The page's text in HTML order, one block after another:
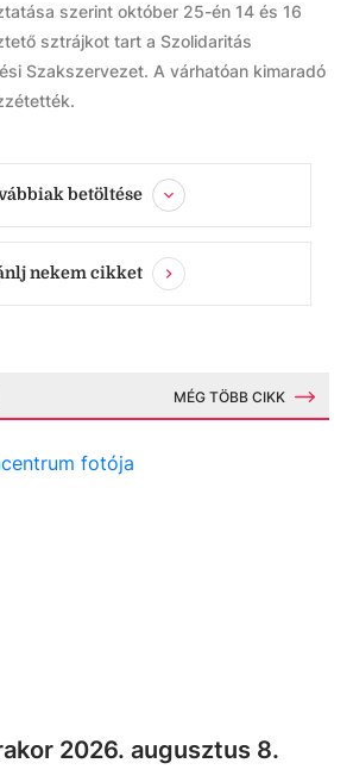
szerint október 25-én 14 és 16
sztrájkot tart a Szolidaritás
Szakszervezet. A várhatóan kimaradó
betöltése
nekem cikket
MÉG TÖBB CIKK
2026. augusztus 8.